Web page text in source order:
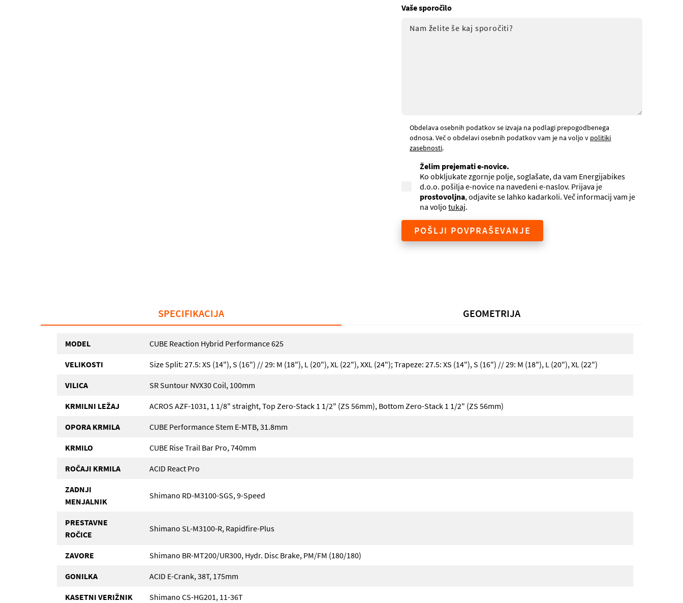
Vaše sporočilo
Obdelava osebnih podatkov se izvaja na podlagi prepogodbenega
odnosa. Več o obdelavi osebnih podatkov vam je na voljo v politiki
zasebnosti.
Želim prejemati e-novice.
Ko obkljukate zgornje polje, soglašate, da vam Energijabikes
d.o.o. pošilja e-novice na navedeni e-naslov. Prijava je
prostovoljna, odjavite se lahko kadarkoli. Več informacij vam je
na voljotukaj.
POŠLJI POVPRAŠEVANJE
SPECIFIKACIJA GEOMETRIJA
MODEL CUBE Reaction Hybrid Performance 625
VELIKOSTI Size Split: 27.5: XS (14"), S (16") // 29: M (18"), L (20"), XL (22"), XXL (24"); Trapeze: 27.5: XS (14"), S (16") // 29: M (18"), L (20"), XL (22")
VILICA SR Suntour NVX30 Coil, 100mm
KRMILNI LEŽAJ ACROS AZF-1031, 1 1/8" straight, Top Zero-Stack 1 1/2" (ZS 56mm), Bottom Zero-Stack 1 1/2" (ZS 56mm)
OPORA KRMILA CUBE Performance Stem E-MTB, 31.8mm
KRMILO CUBE Rise Trail Bar Pro, 740mm
ROČAJI KRMILA ACID React Pro
ZADNJI
MENJALNIK
Shimano RD-M3100-SGS, 9-Speed
PRESTAVNE
ROČICE
Shimano SL-M3100-R, Rapidfire-Plus
ZAVORE Shimano BR-MT200/UR300, Hydr. Disc Brake, PM/FM (180/180)
GONILKA ACID E-Crank, 38T, 175mm
KASETNI VERIŽNIK Shimano CS-HG201, 11-36T